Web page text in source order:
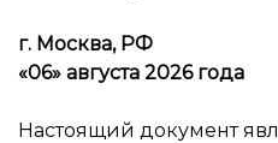
г. Москва, РФ
«06» августа 2026 года
Настоящий документ